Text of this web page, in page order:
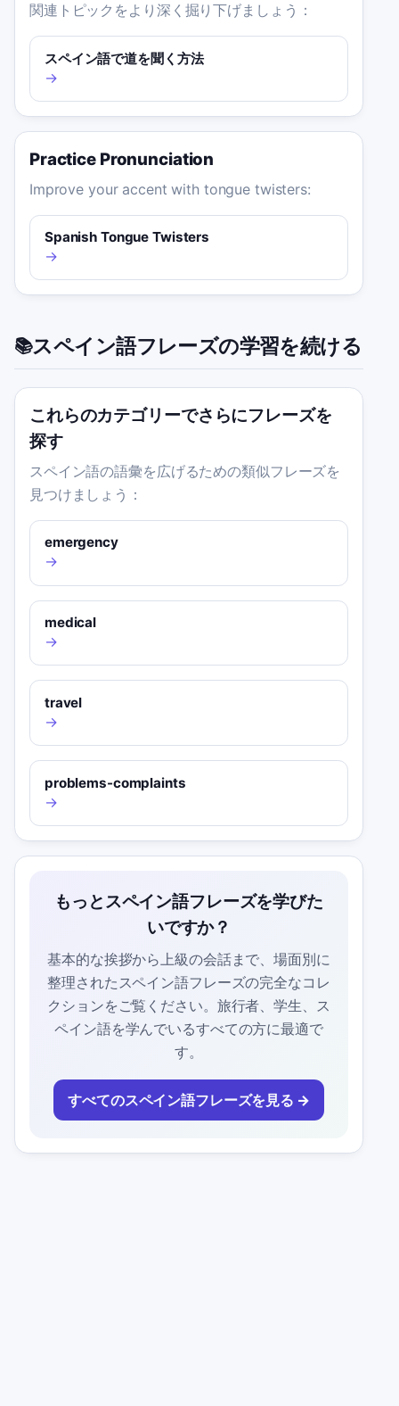
関連トピックをより深く掘り下げましょう：
スペイン語で道を聞く方法
→
Practice Pronunciation
Improve your accent with tongue twisters:
Spanish Tongue Twisters
→
📚スペイン語フレーズの学習を続ける
これらのカテゴリーでさらにフレーズを
探す
スペイン語の語彙を広げるための類似フレーズを
見つけましょう：
emergency
→
medical
→
travel
→
problems-complaints
→
もっとスペイン語フレーズを学びた
いですか？
基本的な挨拶から上級の会話まで、場面別に
整理されたスペイン語フレーズの完全なコレ
クションをご覧ください。旅行者、学生、ス
ペイン語を学んでいるすべての方に最適で
す。
すべてのスペイン語フレーズを見る →